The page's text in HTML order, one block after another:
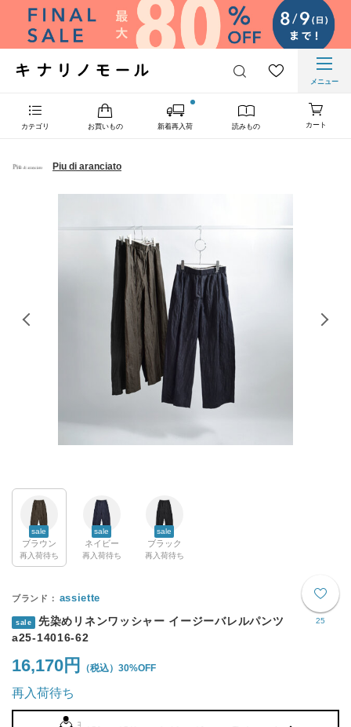
メニュー
カテゴリ お買いもの 新着再入荷 読みもの カート
Piu di aranciato
sale
ブラウン
再入荷待ち
sale
ネイビー
再入荷待ち
sale
ブラック
再入荷待ち
25
assiette
sale
先染めリネンワッシャー イージーバレルパンツ
a25-14016-62
16,170円 30%OFF
再入荷待ち